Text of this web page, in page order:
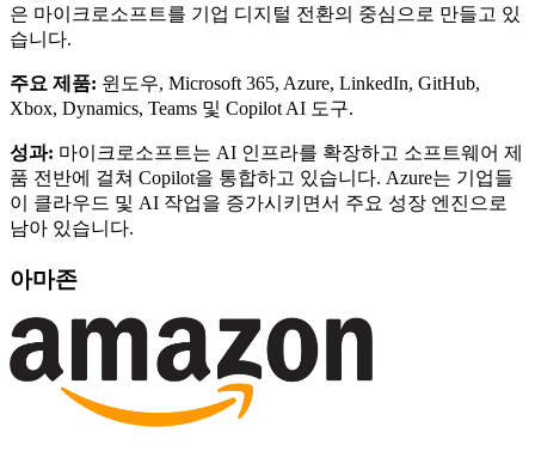
은 마이크로소프트를 기업 디지털 전환의 중심으로 만들고 있
습니다.
주요 제품: 윈도우, Microsoft 365, Azure, LinkedIn, GitHub,
Xbox, Dynamics, Teams 및 Copilot AI 도구.
성과: 마이크로소프트는 AI 인프라를 확장하고 소프트웨어 제
품 전반에 걸쳐 Copilot을 통합하고 있습니다. Azure는 기업들
이 클라우드 및 AI 작업을 증가시키면서 주요 성장 엔진으로
남아 있습니다.
아마존